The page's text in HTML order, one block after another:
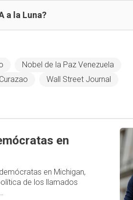
a la Luna?
Nobel de la Paz Venezuela
Wall Street Journal
en
en Michigan,
de los llamados